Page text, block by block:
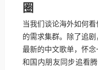
圈
当我们谈论海外如何
的需求集群。除了追
最新的中文歌单，怀
和国内朋友同步追看